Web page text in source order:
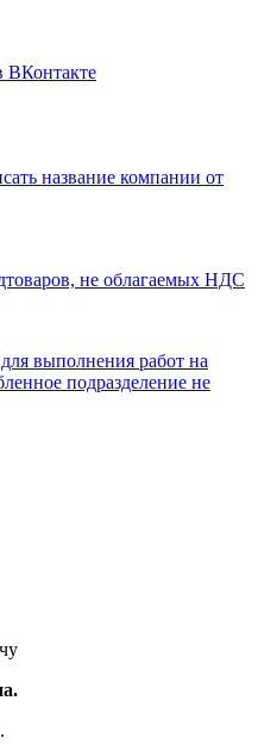
ВКонтакте
название компании от
не облагаемых НДС
выполнения работ на
подразделение не